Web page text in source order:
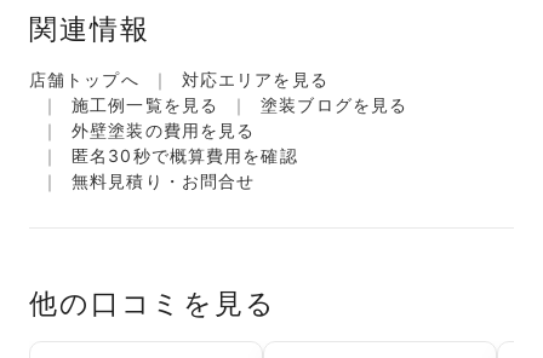
関連情報
店舗トップへ
対応エリアを見る
施工例一覧を見る
塗装ブログを見る
外壁塗装の費用を見る
匿名30秒で概算費用を確認
無料見積り・お問合せ
他の口コミを見る